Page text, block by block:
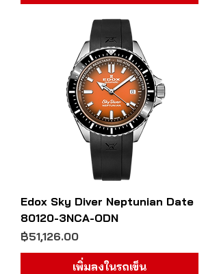
Edox Sky Diver Neptunian Date
80120-3NCA-ODN
ราคา
฿51,126.00
เพิ่มลงในรถเข็น